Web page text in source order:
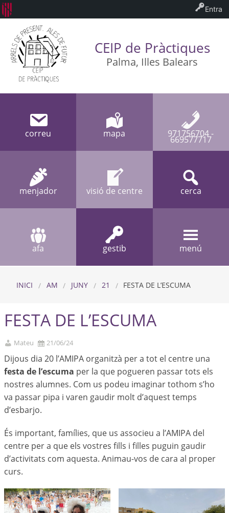
CEIP de Pràctiques
Palma, Illes Balears
correu mapa 971756704 -
669577717
menjador visió de centre cerca
afa gestib menú
INICI AM JUNY 21 FESTA DE L’ESCUMA
FESTA DE L’ESCUMA
Mateu 21/06/24
Dijous dia 20 l’AMIPA organitzà per a tot el centre una
festa de l’escuma per la que pogueren passar tots els
nostres alumnes. Com us podeu imaginar tothom s’ho
va passar pipa i varen gaudir molt d’aquest temps
d’esbarjo.
És important, famílies, que us associeu a l’AMIPA del
centre per a que els vostres fills i filles puguin gaudir
d’activitats com aquesta. Animau-vos de cara al proper
curs.
Entra